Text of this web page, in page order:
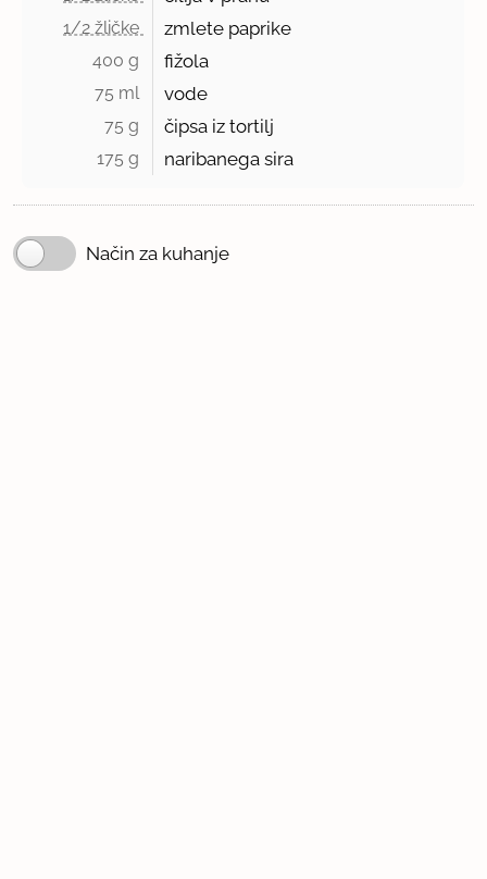
1/2 žličke zmlete paprike
400 g fižola
75 ml vode
75 g čipsa iz tortilj
175 g naribanega sira
Način za kuhanje